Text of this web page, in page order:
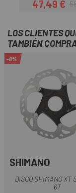
47,49 €
LOS CLIENTES
TAMBIÉN
-8%
SHIMANO
DISCO SHIMANO XT
6T